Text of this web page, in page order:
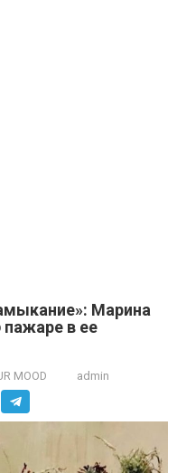
Марина
пажаре в ее
MOOD admin